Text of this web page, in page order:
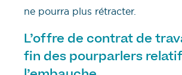
ne pourra plus rétracter.
L’offre de contrat de
fin des pourparlers